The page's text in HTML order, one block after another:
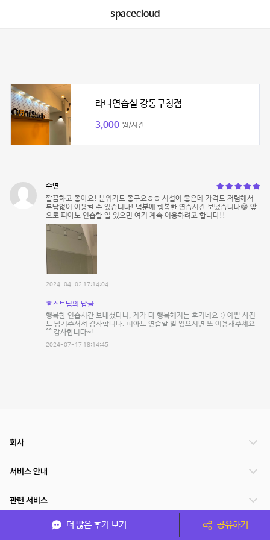
spacecloud
라니연습실 강동구청점
3,000 원/시간
수연
깔끔하고 좋아요! 분위기도 좋구요ㅎㅎ 시설이 좋은데 가격도 저렴해서
부담없이 이용할 수 있습니다! 덕분에 행복한 연습시간 보냈습니다😁 앞
으로 피아노 연습할 일 있으면 여기 계속 이용하려고 합니다!!
2024-04-02 17:14:04
호스트님의 답글
행복한 연습시간 보내셨다니, 제가 다 행복해지는 후기네요 :) 예쁜 사진
도 남겨주셔서 감사합니다. 피아노 연습할 일 있으시면 또 이용해주세요
^^ 감사합니다~!
2024-07-17 18:14:45
더 많은 후기 보기 공유하기
회사
서비스 안내
관련 서비스